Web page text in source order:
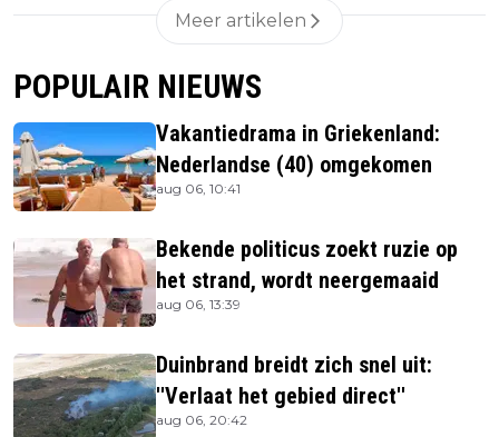
Meer artikelen
POPULAIR NIEUWS
Vakantiedrama in Griekenland:
Nederlandse (40) omgekomen
aug 06, 10:41
Bekende politicus zoekt ruzie op
het strand, wordt neergemaaid
aug 06, 13:39
Duinbrand breidt zich snel uit:
''Verlaat het gebied direct''
aug 06, 20:42